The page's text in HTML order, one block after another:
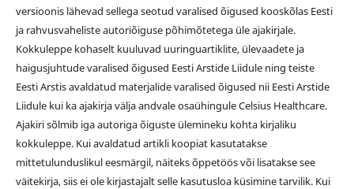
versioonis lähevad sellega seotud varalised õigused kooskõlas Eesti
ja rahvusvaheliste autoriõiguse põhimõtetega üle ajakirjale.
Kokkuleppe kohaselt kuuluvad uuringuartiklite, ülevaadete ja
haigusjuhtude varalised õigused Eesti Arstide Liidule ning teiste
Eesti Arstis avaldatud materjalide varalised õigused nii Eesti Arstide
Liidule kui ka ajakirja välja andvale osaühingule Celsius Healthcare.
Ajakiri sõlmib iga autoriga õiguste ülemineku kohta kirjaliku
kokkuleppe. Kui avaldatud artikli koopiat kasutatakse
mittetulunduslikul eesmärgil, näiteks õppetöös või lisatakse see
väitekirja, siis ei ole kirjastajalt selle kasutusloa küsimine tarvilik. Kui